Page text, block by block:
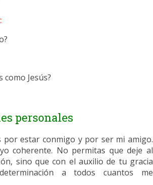
Jesús?
personales
por estar conmigo y por ser mi amigo.
coherente. No permitas que deje al
sino que con el auxilio de tu gracia
a todos cuantos me